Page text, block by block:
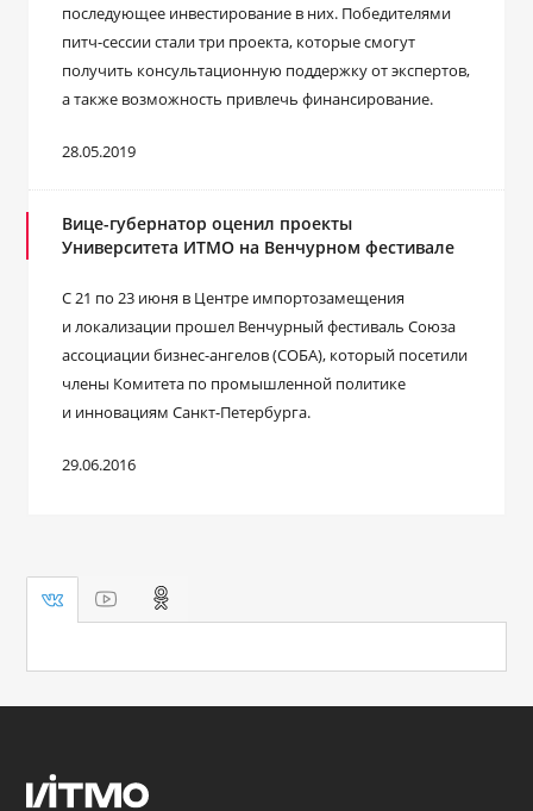
последующее инвестирование в них. Победителями
питч-сессии стали три проекта, которые смогут
получить консультационную поддержку от экспертов,
а также возможность привлечь финансирование.
28.05.2019
Вице-губернатор оценил проекты
Университета ИТМО на Венчурном фестивале
С 21 по 23 июня в Центре импортозамещения
и локализации прошел Венчурный фестиваль Союза
ассоциации бизнес-ангелов (СОБА), который посетили
члены Комитета по промышленной политике
и инновациям Санкт-Петербурга.
29.06.2016